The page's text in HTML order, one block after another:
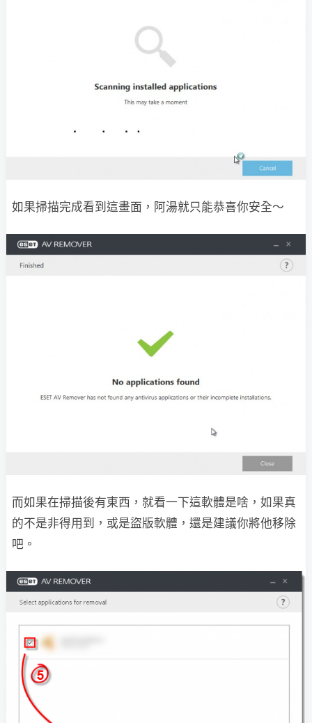
如果掃描完成看到這畫面，阿湯就只能恭喜你安全～
而如果在掃描後有東西，就看一下這軟體是啥，如果真
的不是非得用到，或是盜版軟體，還是建議你將他移除
吧。